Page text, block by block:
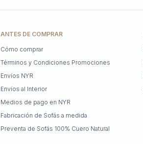
ANTES DE COMPRAR
Cómo comprar
Términos y Condiciones Promociones
Envíos NYR
Envíos al Interior
Medios de pago en NYR
Fabricación de Sofás a medida
Preventa de Sofás 100% Cuero Natural